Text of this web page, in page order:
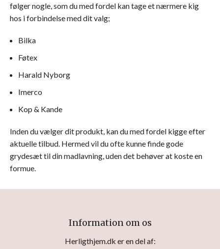
følger nogle, som du med fordel kan tage et nærmere kig
hos i forbindelse med dit valg;
Bilka
Føtex
Harald Nyborg
Imerco
Kop & Kande
Inden du vælger dit produkt, kan du med fordel kigge efter
aktuelle tilbud. Hermed vil du ofte kunne finde gode
grydesæt til din madlavning, uden det behøver at koste en
formue.
Information om os
Herligthjem.dk er en del af: